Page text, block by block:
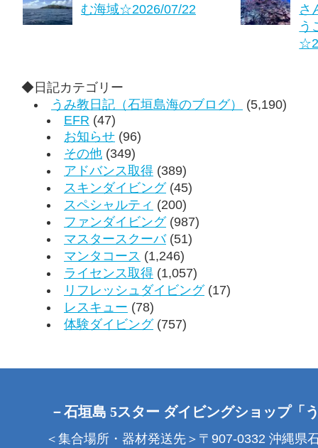
む海域☆2026/07/22
さ
う
◆日記カテゴリー
うみ教日記（石垣島海のブログ）
(5,190)
EFR (47)
お知らせ (96)
その他 (349)
アドバンス取得 (389)
スキンダイビング(45)
スペシャルティ (200)
ファンダイビング(987)
マスタースクーバ(51)
マンタコース (1,246)
ライセンス取得 (1,057)
リフレッシュダイビング(17)
レスキュー (78)
体験ダイビング(757)
－石垣島 5スター ダイビングショップ「
＜集合場所・器材発送先＞〒907-0332 沖縄県